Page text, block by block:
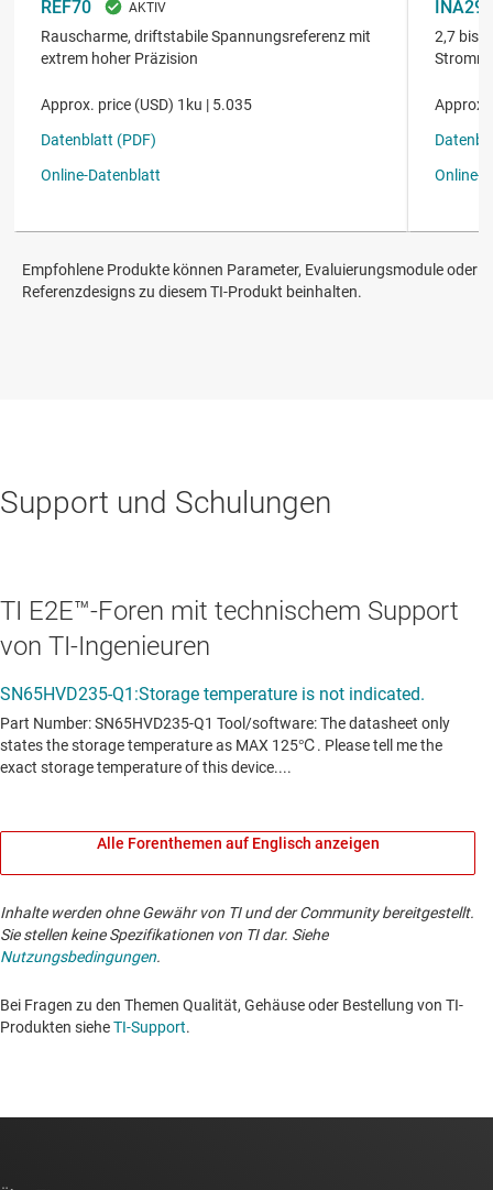
Empfohlene Produkte können Parameter, Evaluierungsmodule oder
Referenzdesigns zu diesem TI-Produkt beinhalten.
Support und Schulungen
TI E2E™-Foren mit technischem Support
von TI-Ingenieuren
Alle Forenthemen auf Englisch anzeigen
Inhalte werden ohne Gewähr von TI und der Community bereitgestellt.
Sie stellen keine Spezifikationen von TI dar. Siehe
Nutzungsbedingungen.
Bei Fragen zu den Themen Qualität, Gehäuse oder Bestellung von TI-
Produkten sieheTI-Support. ​​​​​​​​​​​​​​